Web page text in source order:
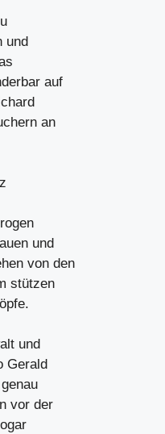
und
auf
an
und
von den
stützen
und
Gerald
vor der